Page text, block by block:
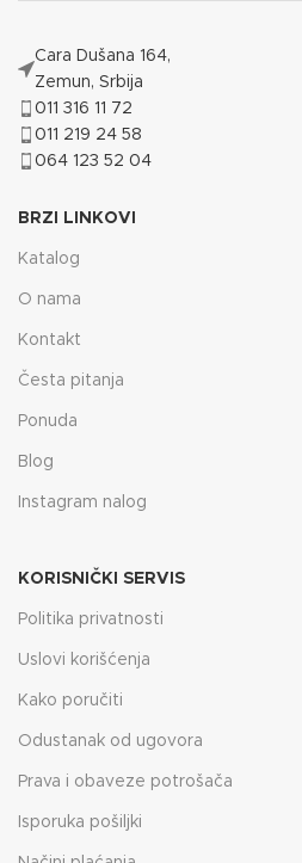
Cara Dušana 164,
Zemun, Srbija
011 316 11 72
011 219 24 58
064 123 52 04
BRZI LINKOVI
Katalog
O nama
Kontakt
Česta pitanja
Ponuda
Blog
Instagram nalog
KORISNIČKI SERVIS
Politika privatnosti
Uslovi korišćenja
Kako poručiti
Odustanak od ugovora
Prava i obaveze potrošača
Isporuka pošiljki